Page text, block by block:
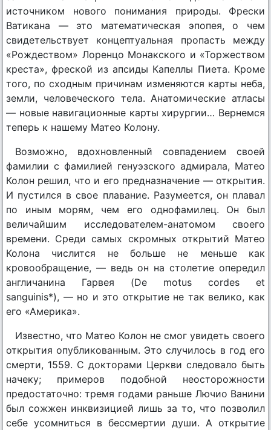
источником нового понимания природы. Фрески
Ватикана — это математическая эпопея, о чем
свидетельствует концептуальная пропасть между
«Рождеством» Лоренцо Монакского и «Торжеством
креста», фреской из апсиды Капеллы Пиета. Кроме
того, по сходным причинам изменяются карты неба,
земли, человеческого тела. Анатомические атласы
— новые навигационные карты хирургии… Вернемся
теперь к нашему Матео Колону.
Возможно, вдохновленный совпадением своей
фамилии с фамилией генуэзского адмирала, Матео
Колон решил, что и его предназначение — открытия.
И пустился в свое плавание. Разумеется, он плавал
по иным морям, чем его однофамилец. Он был
величайшим исследователем-анатомом своего
времени. Среди самых скромных открытий Матео
Колона числится не больше не меньше как
кровообращение, — ведь он на столетие опередил
англичанина Гарвея (De motus cordes et
sanguinis*), — но и это открытие не так велико, как
его «Америка».
Известно, что Матео Колон не смог увидеть своего
открытия опубликованным. Это случилось в год его
смерти, 1559. С докторами Церкви следовало быть
начеку; примеров подобной неосторожности
предостаточно: тремя годами раньше Лючио Ванини
был сожжен инквизицией лишь за то, что позволил
себе усомниться в бессмертии души. А открытие